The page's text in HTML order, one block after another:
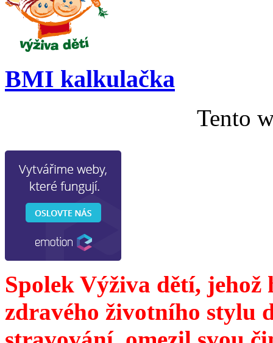
BMI kalkulačka
Tento
Spolek Výživa dětí,
zdravého životního stylu